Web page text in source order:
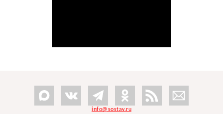
info@sostav.ru